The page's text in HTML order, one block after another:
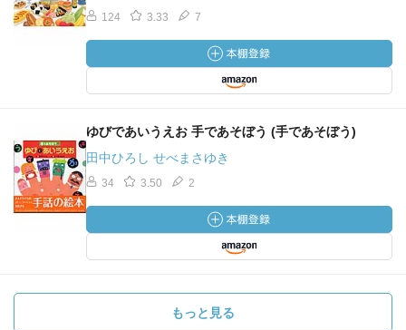
124 3.33 7
ゆびであいうえお 手であそぼう (手であそぼう)
田中ひろし せべまさゆき
34 3.50 2
もっと見る